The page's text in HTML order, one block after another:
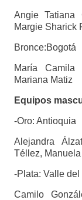
Angie Tatiana
Margie Sharick
Bronce:Bogotá
María Camila
Mariana Matiz
Equipos
-Oro: Antioquia
Alejandra
Téllez,
-Plata: Valle del
Camilo